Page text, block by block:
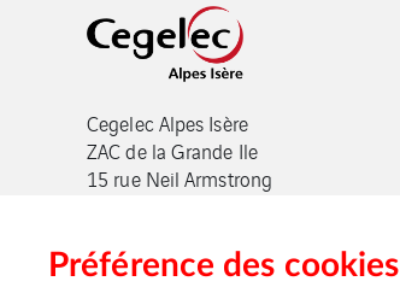
Cegelec Alpes Isère
ZAC de la Grande Ile
15 rue Neil Armstrong
Mail : alpes.isere@cegelec.com
Préférence des cookies